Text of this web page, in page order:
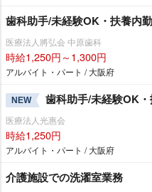
歯科助手/未経験OK・扶養内
医療法人將弘会 中原歯科
時給1,250円～1,300円
アルバイト・パート / 大阪府
NEW 歯科助手/未経験OK
医療法人光惠会
時給1,250円
アルバイト・パート / 大阪府
介護施設での洗濯室業務